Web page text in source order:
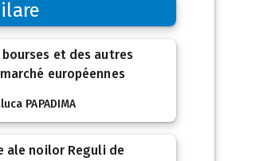
et des autres
européennes
PAPADIMA
ale noilor Reguli de